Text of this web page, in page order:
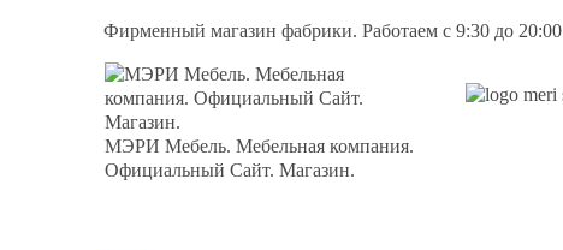
Фирменный магазин фабрики. Работаем с 9:30 до 20:00
МЭРИ Мебель. Мебельная компания.
Официальный Сайт. Магазин.